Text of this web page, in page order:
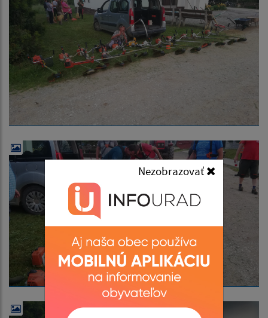
Nezobrazovať